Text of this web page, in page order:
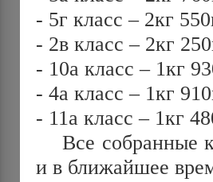
- 5г класс – 2кг
- 2в класс – 2кг
- 10а класс – 1кг
- 4а класс – 1кг
- 11а класс – 1кг
Все собранные
и в ближайшее